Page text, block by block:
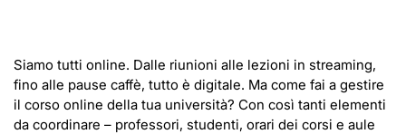
Siamo tutti online. Dalle riunioni alle lezioni in streaming,
fino alle pause caffè, tutto è digitale. Ma come fai a gestire
il corso online della tua università? Con così tanti elementi
da coordinare – professori, studenti, orari dei corsi e aule